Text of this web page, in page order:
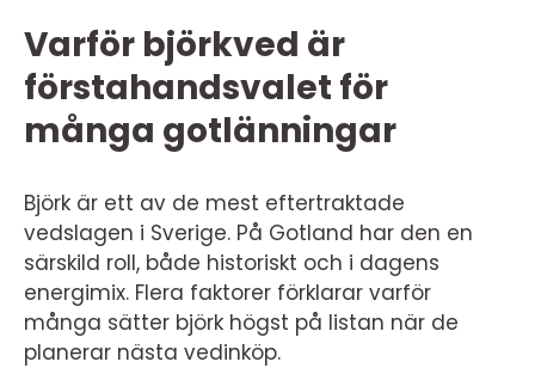
Varför björkved är
förstahandsvalet för
många gotlänningar
Björk är ett av de mest eftertraktade
vedslagen i Sverige. På Gotland har den en
särskild roll, både historiskt och i dagens
energimix. Flera faktorer förklarar varför
många sätter björk högst på listan när de
planerar nästa vedinköp.